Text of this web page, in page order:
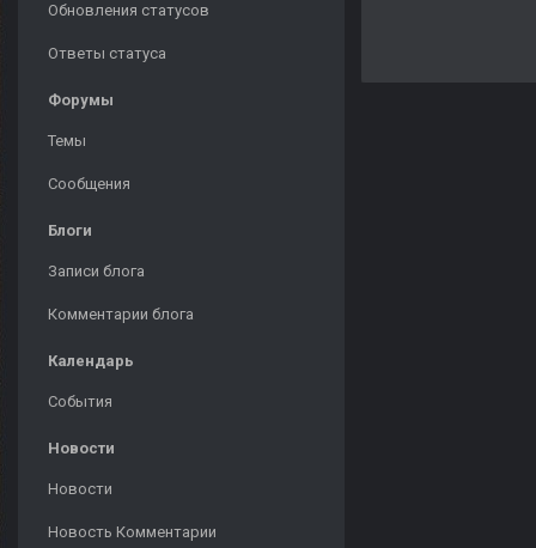
Обновления статусов
Ответы статуса
Форумы
Темы
Сообщения
Блоги
Записи блога
Комментарии блога
Календарь
События
Новости
Новости
Новость Комментарии